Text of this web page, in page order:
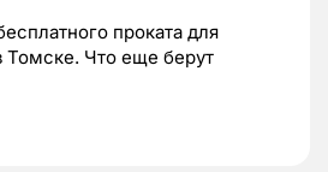
проката для
Томске. Что еще берут